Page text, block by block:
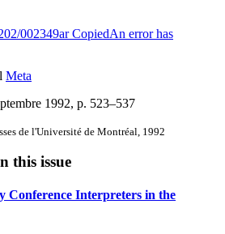
002349arCopiedAn error has
Meta
1992, p. 523–537
de l'Université de Montréal, 1992
this issue
Conference Interpreters in the